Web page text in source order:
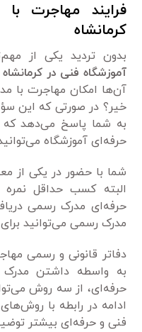
فرایند مهاجرت
کرمانشاه
بدون تردید یکی از
آموزشگاه فنی در کرمانشاه
آن‌ها امکان مهاجرت با
خیر؟ در صورتی که این
به شما پاسخ می‌دهد که
حرفه‌ای آموزشگاه
شما با حضور در یکی از
البته کسب حداقل
حرفه‌ای مدرک رسمی
مدرک رسمی می‌توانید
دفاتر قانونی و رسمی
به واسطه داشتن
حرفه‌ای، از سه روش
ادامه در رابطه با
فنی و حرفه‌ای بیشتر